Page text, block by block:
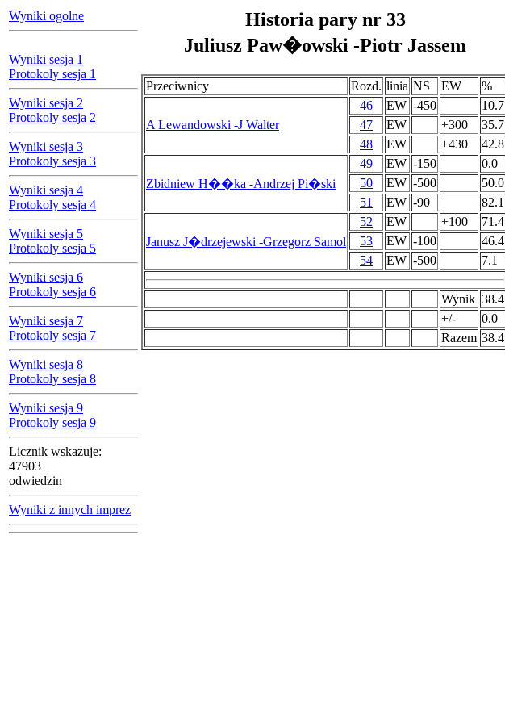
Wyniki ogolne
Wyniki sesja 1
Protokoly sesja 1
Wyniki sesja 2
Protokoly sesja 2
Wyniki sesja 3
Protokoly sesja 3
Wyniki sesja 4
Protokoly sesja 4
Wyniki sesja 5
Protokoly sesja 5
Wyniki sesja 6
Protokoly sesja 6
Wyniki sesja 7
Protokoly sesja 7
Wyniki sesja 8
Protokoly sesja 8
Wyniki sesja 9
Protokoly sesja 9
Licznik wskazuje:
47903
odwiedzin
Wyniki z innych imprez
Historia pary nr 33
Juliusz Paw�owski -Piotr Jassem
Przeciwnicy Rozd. linia NS EW %
A Lewandowski -J Walter
46 EW -450
10.7
47
EW +300
35.7
48
EW +430 42.8
Zbidniew H��ka -Andrzej Pi�ski
49 EW -150
0.0
50
EW -500
50.0
51
EW -90 82.1
Janusz J�drzejewski -Grzegorz Samol
52 EW +100
71.4
53
EW -100
46.4
54
EW -500 7.1
Wynik 38.4
+/-
0.0
Razem 38.4